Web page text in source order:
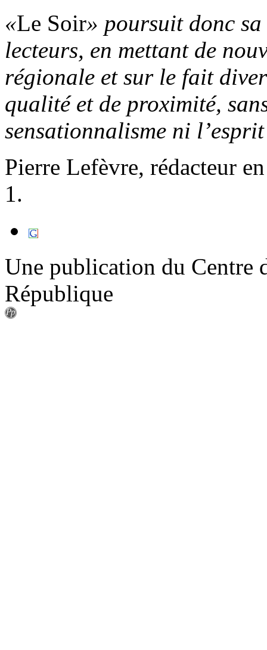
«Le Soir» poursuit donc sa
lecteurs, en mettant de
régionale et sur le fait
qualité et de proximité,
sensationnalisme ni
Pierre Lefèvre, rédacteur
1.
Une publication du Centre
République